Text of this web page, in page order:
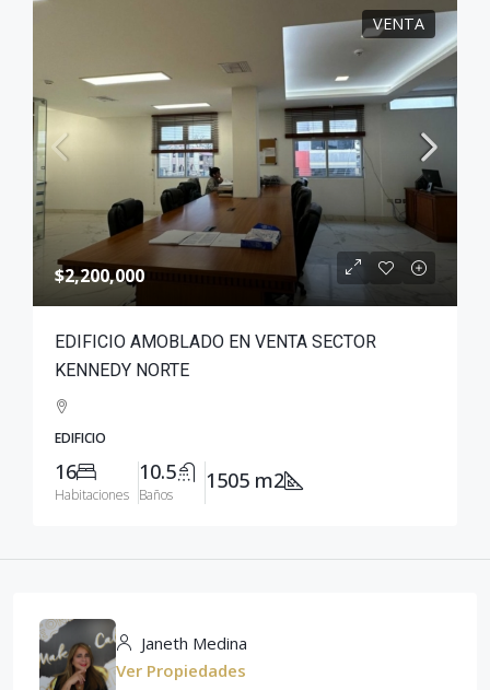
VENTA
$2,200,000
EDIFICIO AMOBLADO EN VENTA SECTOR
KENNEDY NORTE
EDIFICIO
16
Habitaciones
10.5
Baños
1505 m2
Janeth Medina
Ver Propiedades